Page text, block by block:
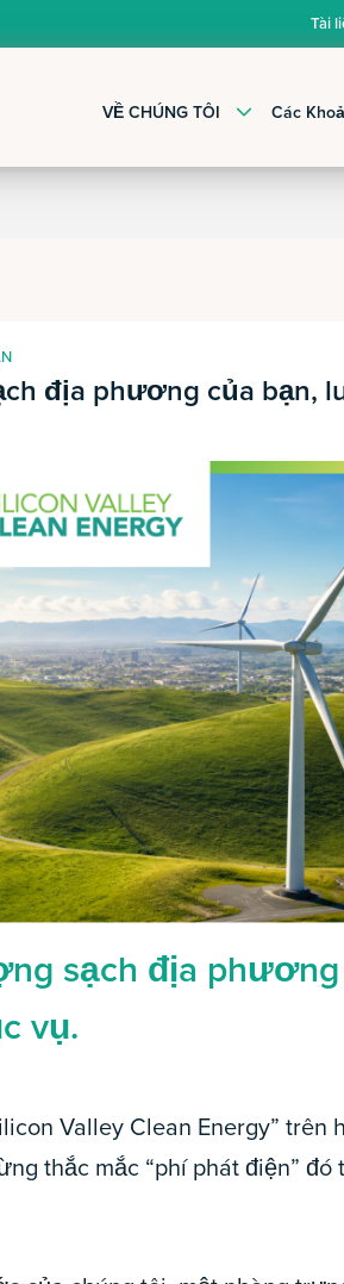
Tài
VỀ CHÚNG TÔI Các
địa phương của bạn,
sạch địa
vụ.
Valley Clean Energy” trên
thắc mắc “phí phát điện” đó